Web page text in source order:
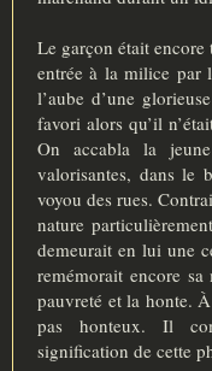
Le garçon était
entrée à la milice par
l’aube d’une
favori alors qu’il
On accabla la
valorisantes, dans le
voyou des rues.
nature
demeurait en lui une
remémorait encore
pauvreté et la honte.
pas honteux. Il
signification de cette